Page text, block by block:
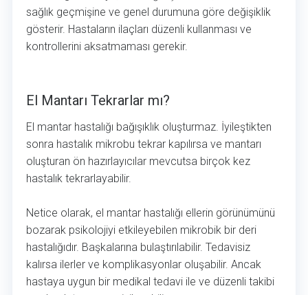
sağlık geçmişine ve genel durumuna göre değişiklik
gösterir. Hastaların ilaçları düzenli kullanması ve
kontrollerini aksatmaması gerekir.
El Mantarı Tekrarlar mı?
El mantar hastalığı bağışıklık oluşturmaz. İyileştikten
sonra hastalık mikrobu tekrar kapılırsa ve mantarı
oluşturan ön hazırlayıcılar mevcutsa birçok kez
hastalık tekrarlayabilir.
Netice olarak, el mantar hastalığı ellerin görünümünü
bozarak psikolojiyi etkileyebilen mikrobik bir deri
hastalığıdır. Başkalarına bulaştırılabilir. Tedavisiz
kalırsa ilerler ve komplikasyonlar oluşabilir. Ancak
hastaya uygun bir medikal tedavi ile ve düzenli takibi